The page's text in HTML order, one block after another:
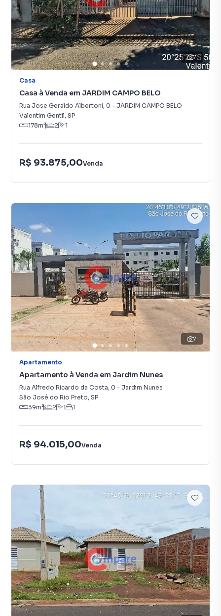
7
Casa
Casa à Venda em JARDIM CAMPO BELO
Rua Jose Geraldo Albertoni, 0 - JARDIM CAMPO BELO
Valentim Gentil, SP
178m² 2 1
R$ 93.875,00Venda
7
Apartamento
Apartamento à Venda em Jardim Nunes
Rua Alfredo Ricardo da Costa, 0 - Jardim Nunes
São José do Rio Preto, SP
39m² 2 1 1
R$ 94.015,00Venda